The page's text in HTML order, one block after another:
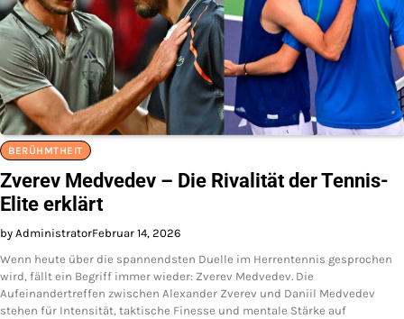
BERÜHMTHEIT
Zverev Medvedev – Die Rivalität der Tennis-
Elite erklärt
by AdministratorFebruar 14, 2026
Wenn heute über die spannendsten Duelle im Herrentennis gesprochen
wird, fällt ein Begriff immer wieder: Zverev Medvedev. Die
Aufeinandertreffen zwischen Alexander Zverev und Daniil Medvedev
stehen für Intensität, taktische Finesse und mentale Stärke auf